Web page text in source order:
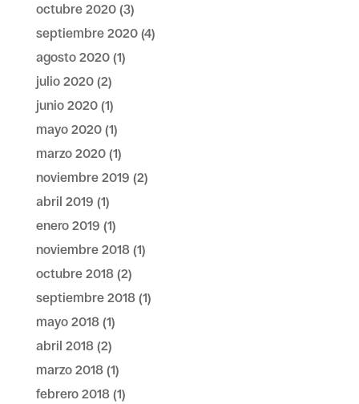
octubre 2020(3)
septiembre 2020(4)
agosto 2020(1)
julio 2020(2)
junio 2020(1)
mayo 2020(1)
marzo 2020(1)
noviembre 2019 (2)
abril 2019 (1)
enero 2019 (1)
noviembre 2018(1)
octubre 2018(2)
septiembre 2018(1)
mayo 2018(1)
abril 2018(2)
marzo 2018(1)
febrero 2018(1)